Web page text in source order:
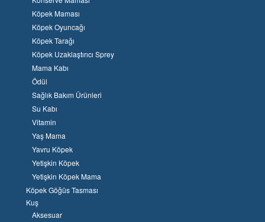
Köpek Maması
Köpek Oyuncağı
Köpek Tarağı
Köpek Uzaklaştırıcı Sprey
Mama Kabı
Ödül
Sağlık Bakım Ürünleri
Su Kabı
Vitamin
Yaş Mama
Yavru Köpek
Yetişkin Köpek
Yetişkin Köpek Mama
Köpek Göğüs Tasması
Kuş
Aksesuar